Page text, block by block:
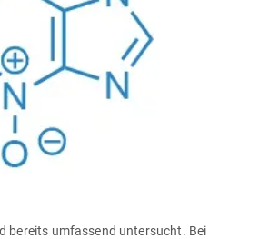
bereits umfassend untersucht. Bei